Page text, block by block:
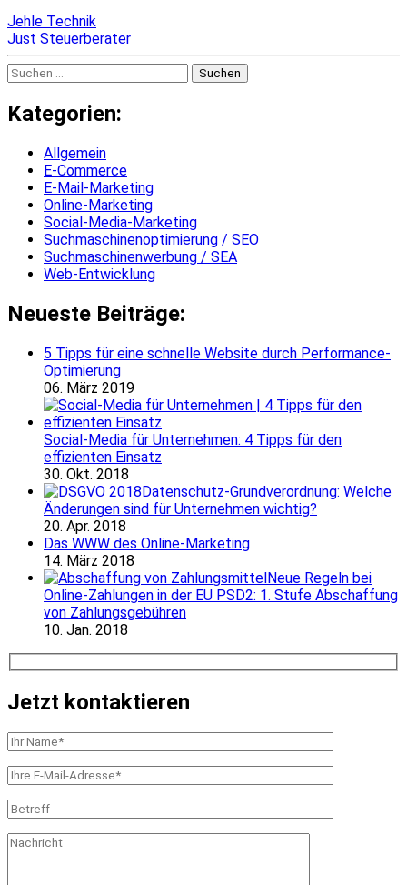
Beitragsnavigation
Jehle Technik
Just Steuerberater
Suchen
Kategorien:
Allgemein
E-Commerce
E-Mail-Marketing
Online-Marketing
Social-Media-Marketing
Suchmaschinenoptimierung / SEO
Suchmaschinenwerbung / SEA
Web-Entwicklung
Neueste Beiträge:
5 Tipps für eine schnelle Website durch Performance-
Optimierung
06. März 2019
Social-Media für Unternehmen: 4 Tipps für den
effizienten Einsatz
30. Okt. 2018
Datenschutz-Grundverordnung: Welche
Änderungen sind für Unternehmen wichtig?
20. Apr. 2018
Das WWW des Online-Marketing
14. März 2018
Neue Regeln bei
Online-Zahlungen in der EU PSD2: 1. Stufe Abschaffung
von Zahlungsgebühren
10. Jan. 2018
Jetzt kontaktieren